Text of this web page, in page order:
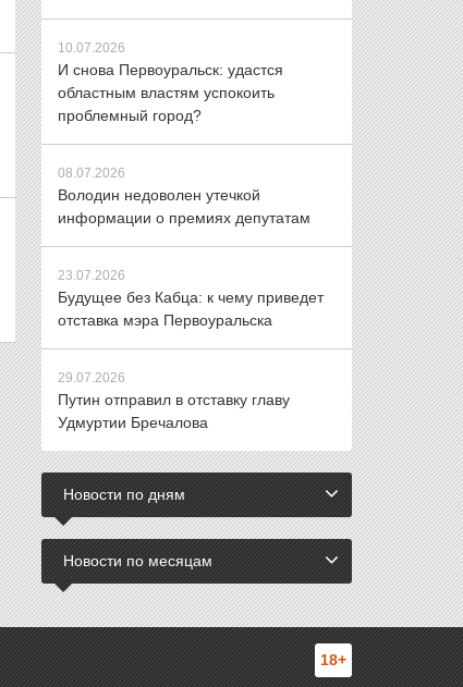
10.07.2026
И снова Первоуральск: удастся
областным властям успокоить
проблемный город?
08.07.2026
Володин недоволен утечкой
информации о премиях депутатам
23.07.2026
Будущее без Кабца: к чему приведет
отставка мэра Первоуральска
29.07.2026
Путин отправил в отставку главу
Удмуртии Бречалова
Новости по дням
Новости по месяцам
18+